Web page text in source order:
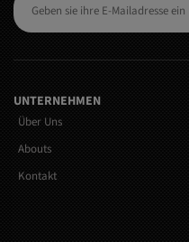
UNTERNEHMEN
Über Uns
Abouts
Kontakt